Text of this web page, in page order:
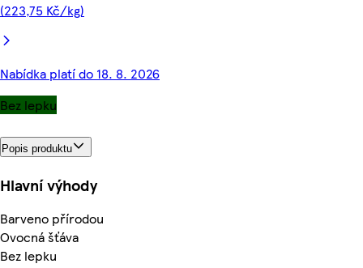
(223,75 Kč/kg)
Nabídka platí do 18. 8. 2026
Bez lepku
Popis produktu
Hlavní výhody
Barveno přírodou
Ovocná šťáva
Bez lepku